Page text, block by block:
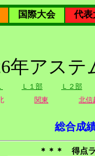
国際大会
代表
年アス
Ｌ１部
Ｌ２部
関東 北信
総合成
＊＊＊ 得点